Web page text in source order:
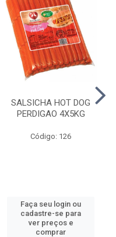
SALSICHA HOT DOG
PERDIGAO 4X5KG
Código: 126
Faça seu login ou
cadastre-se para
ver preços e
comprar